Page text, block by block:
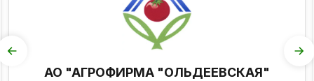
АО "АГРОФИРМА "ОЛЬДЕЕВСКАЯ"